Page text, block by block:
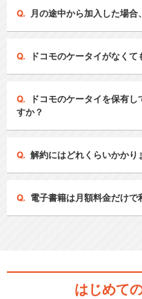
月の途中から加入した場合
ドコモのケータイがなくて
ドコモのケータイを保有
すか？
解約にはどれくらいかかり
電子書籍は月額料金だけで
はじめて